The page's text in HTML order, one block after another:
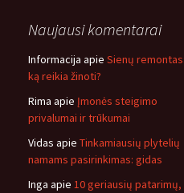
Naujausi komentarai
Informacija apie Sienų remontas:
ką reikia žinoti?
Rima apie Įmonės steigimo
privalumai ir trūkumai
Vidas apie Tinkamiausių plytelių
namams pasirinkimas: gidas
Inga apie 10 geriausių patarimų,